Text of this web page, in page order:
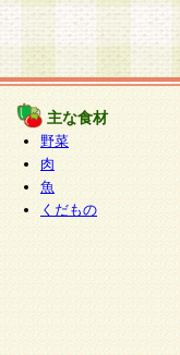
主な食材
野菜
肉
魚
くだもの